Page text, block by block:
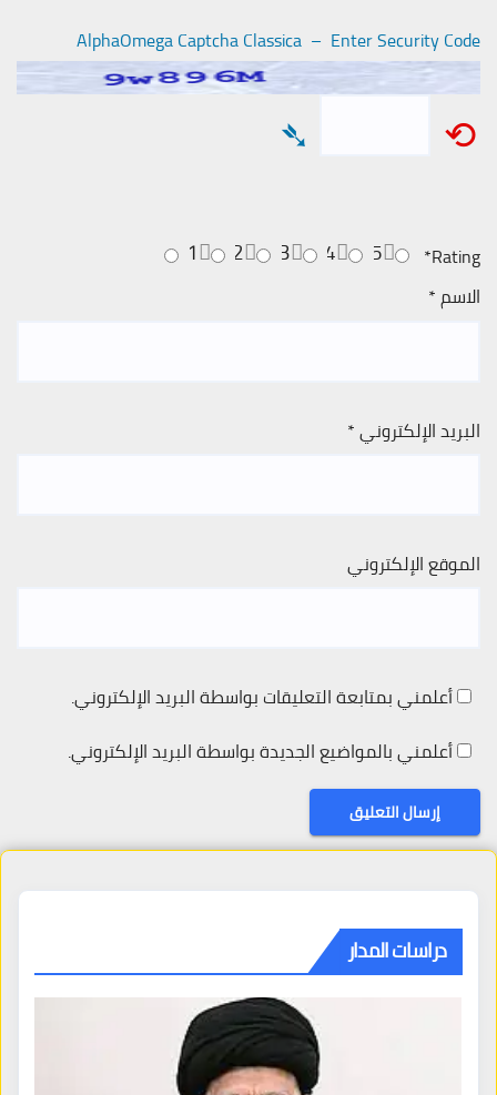
AlphaOmega Captcha Classica – Enter Security Code
⟲
➴
Rating
*
5
4
3
2
1
الاسم*
البريد الإلكتروني*
الموقع الإلكتروني
أعلمني بمتابعة التعليقات بواسطة البريد الإلكتروني.
أعلمني بالمواضيع الجديدة بواسطة البريد الإلكتروني.
دراسات المدار